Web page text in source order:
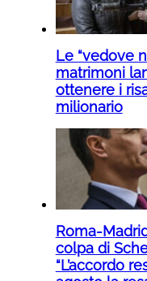
Le “vedove
matrimoni
ottenere i
milionario
Roma-
colpa di
“L’accordo